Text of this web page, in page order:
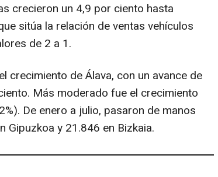
crecieron un 4,9 por ciento hasta
sitúa la relación de ventas vehículos
de 2 a 1.
crecimiento de Álava, con un avance de
Más moderado fue el crecimiento
De enero a julio, pasaron de manos
Gipuzkoa y 21.846 en Bizkaia.